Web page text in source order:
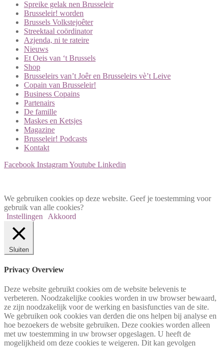
Spreike gelak nen Brusseleir
Brusseleir! worden
Brussels Volkstejoêter
Streektaal coördinator
Azjenda, ni te rateire
Nieuws
Et Oeis van ‘t Brussels
Shop
Brusseleirs van’t Joêr en Brusseleirs vè’t Leive
Copain van Brusseleir!
Business Copains
Partenairs
De famille
Maskes en Ketsjes
Magazine
Brusseleir! Podcasts
Kontakt
Facebook InstagramYoutube Linkedin
We gebruiken cookies op deze website. Geef je toestemming voor
gebruik van alle cookies?
Instellingen
Akkoord
Sluiten
Privacy Overview
Deze website gebruikt cookies om de website belevenis te
verbeteren. Noodzakelijke cookies worden in uw browser bewaard,
ze zijn noodzakelijk voor de werking en basisfuncties van de site.
We gebruiken ook cookies van derden die ons helpen bij analyse en
hoe bezoekers de website gebruiken. Deze cookies worden alleen
met uw toestemming in uw browser opgeslagen. U heeft de
mogelijkheid om deze cookies te weigeren. Dit kan gevolgen